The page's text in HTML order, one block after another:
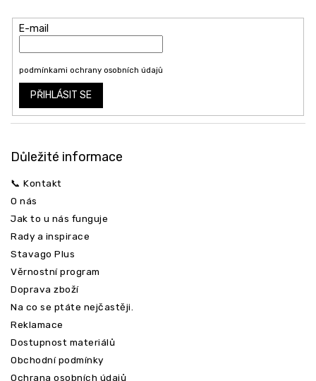
E-mail
podmínkami ochrany osobních údajů
PŘIHLÁSIT SE
Důležité informace
📞 Kontakt
O nás
Jak to u nás funguje
Rady a inspirace
Stavago Plus
Věrnostní program
Doprava zboží
Na co se ptáte nejčastěji.
Reklamace
Dostupnost materiálů
Obchodní podmínky
Ochrana osobních údajů